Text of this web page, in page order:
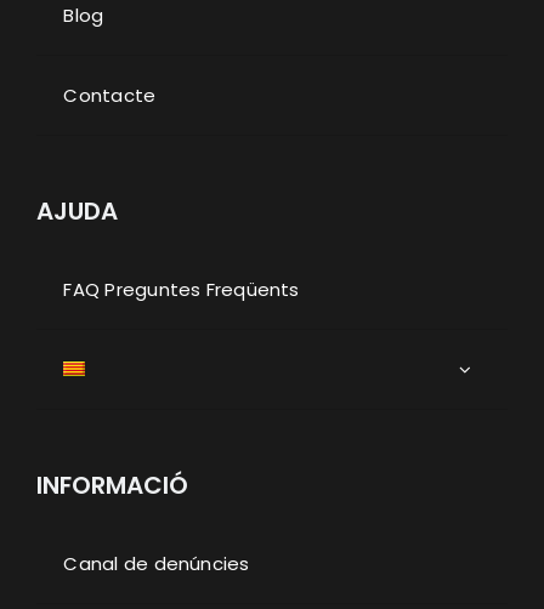
Blog
Contacte
AJUDA
FAQ Preguntes Freqüents
INFORMACIÓ
Canal de denúncies